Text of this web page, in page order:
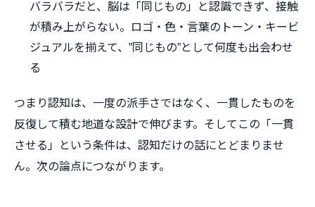
バラバラだと、脳は「同じもの」と認識できず、接触
が積み上がらない。ロゴ・色・言葉のトーン・キービ
ジュアルを揃えて、”同じもの”として何度も出会わせ
る
つまり認知は、一度の派手さではなく、一貫したものを
反復して積む地道な設計で伸びます。そしてこの「一貫
させる」という条件は、認知だけの話にとどまりませ
ん。次の論点につながります。